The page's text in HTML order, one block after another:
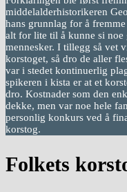
middelalderhistorikeren
hans grunnlag for å
alt for lite til å kunne si noe
mennesker. I tillegg så vet
korstoget, så dro de aller
var i stedet kontinuerlig
spikeren i kista er at et
dro. Kostnader som den
dekke, men var noe hele
personlig konkurs ved å
korstog.
Folkets